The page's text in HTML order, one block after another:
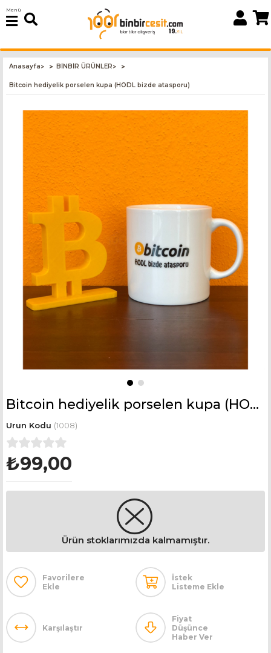
Menü
Anasayfa> BİNBİR ÜRÜNLER>
Bitcoin hediyelik porselen kupa (HODL bizde atasporu)
Bitcoin hediyelik porselen kupa (HODL bizde atasporu)
(1008)
₺99,00
Ürün stoklarımızda kalmamıştır.
Favorilere
Ekle
İstek
Listeme Ekle
Karşılaştır
Fiyat
Düşünce
Haber Ver